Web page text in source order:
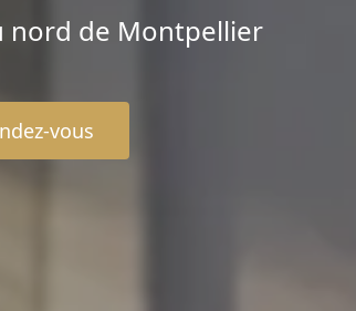
nord de Montpellier
vous